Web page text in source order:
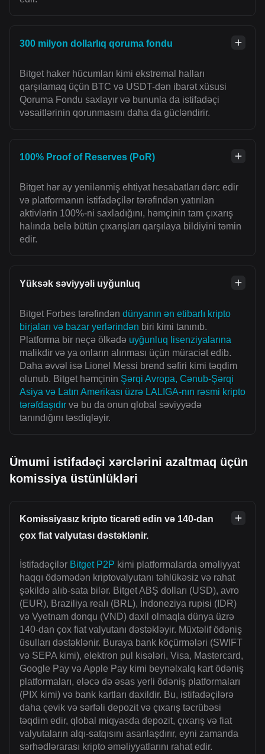
300 milyon dollarlıq qoruma fondu
Bitget haker hücumları kimi ekstremal halları
qarşılamaq üçün BTC və USDT-dən ibarət xüsusi
Qoruma Fondu saxlayır və bununla da istifadəçi
vəsaitlərinin qorunmasını daha da gücləndirir.
100% Proof of Reserves (PoR)
Bitget hər ay yenilənmiş ehtiyat hesabatları dərc edir
və platformanın istifadəçilər tərəfindən yatırılan
aktivlərin 100%-ni saxladığını, həmçinin tam çıxarış
halında belə bütün çıxarışları qarşılaya bildiyini təmin
edir.
Yüksək səviyyəli uyğunluq
Bitget Forbes tərəfindən dünyanın ən etibarlı kripto
birjaları və bazar yerlərindən biri kimi tanınıb.
Platforma bir neçə ölkədə uyğunluq lisenziyalarına
malikdir və ya onların alınması üçün müraciət edib.
Daha əvvəl isə Lionel Messi brend səfiri kimi təqdim
olunub. Bitget həmçinin Şərqi Avropa, Cənub-Şərqi
Asiya və Latın Amerikası üzrə LALIGA-nın rəsmi kripto
tərəfdaşıdır və bu da onun qlobal səviyyədə
tanındığını təsdiqləyir.
Ümumi istifadəçi xərclərini azaltmaq üçün
komissiya üstünlükləri
Komissiyasız kripto ticarəti edin və 140-dan
çox fiat valyutası dəstəklənir.
İstifadəçilər Bitget P2P kimi platformalarda əməliyyat
haqqı ödəmədən kriptovalyutanı təhlükəsiz və rahat
şəkildə alıb-sata bilər. Bitget ABŞ dolları (USD), avro
(EUR), Braziliya realı (BRL), İndoneziya rupisi (IDR)
və Vyetnam donqu (VND) daxil olmaqla dünya üzrə
140-dan çox fiat valyutanı dəstəkləyir. Müxtəlif ödəniş
üsulları dəstəklənir. Buraya bank köçürmələri (SWIFT
və SEPA kimi), elektron pul kisələri, Visa, Mastercard,
Google Pay və Apple Pay kimi beynəlxalq kart ödəniş
platformaları, eləcə də əsas yerli ödəniş platformaları
(PIX kimi) və bank kartları daxildir. Bu, istifadəçilərə
daha çevik və sərfəli depozit və çıxarış təcrübəsi
təqdim edir, qlobal miqyasda depozit, çıxarış və fiat
valyutaların alqı-satqısını asanlaşdırır, eyni zamanda
sərhədlərarası kripto əməliyyatlarını rahat edir.